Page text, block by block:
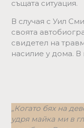
същата ситуация.
В случая с Уил
своята
свидетел на
насилие у дома. В
„Когато бях на
удря майка ми в